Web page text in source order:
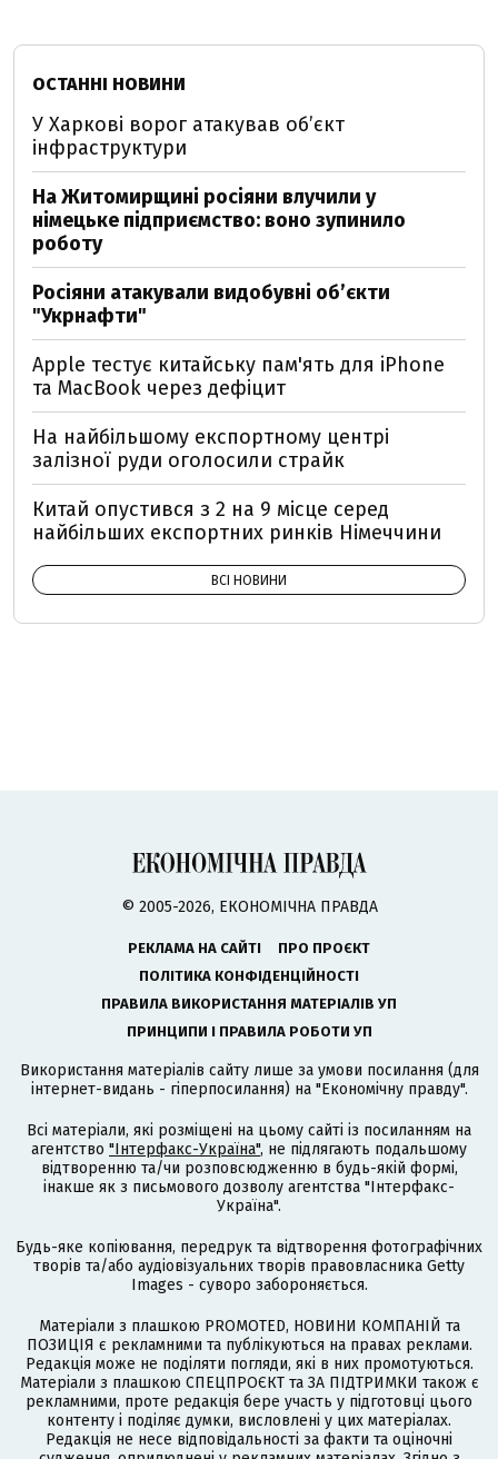
ОСТАННІ НОВИНИ
У Харкові ворог атакував обʼєкт
інфраструктури
На Житомирщині росіяни влучили у
німецьке підприємство: воно зупинило
роботу
Росіяни атакували видобувні обʼєкти
"Укрнафти"
Apple тестує китайську пам'ять для iPhone
та MacBook через дефіцит
На найбільшому експортному центрі
залізної руди оголосили страйк
Китай опустився з 2 на 9 місце серед
найбільших експортних ринків Німеччини
ВСІ НОВИНИ
© 2005-2026, ЕКОНОМІЧНА ПРАВДА
РЕКЛАМА НА САЙТІ
ПРО ПРОЄКТ
ПОЛІТИКА КОНФІДЕНЦІЙНОСТІ
ПРАВИЛА ВИКОРИСТАННЯ МАТЕРІАЛІВ УП
ПРИНЦИПИ І ПРАВИЛА РОБОТИ УП
Використання матеріалів сайту лише за умови посилання (для
інтернет-видань - гіперпосилання) на "Економічну правду".
Всі матеріали, які розміщені на цьому сайті із посиланням на
агентство "Інтерфакс-Україна", не підлягають подальшому
відтворенню та/чи розповсюдженню в будь-якій формі,
інакше як з письмового дозволу агентства "Інтерфакс-
Україна".
Будь-яке копіювання, передрук та відтворення фотографічних
творів та/або аудіовізуальних творів правовласника Getty
Images - суворо забороняється.
Матеріали з плашкою PROMOTED, НОВИНИ КОМПАНІЙ та
ПОЗИЦІЯ є рекламними та публікуються на правах реклами.
Редакція може не поділяти погляди, які в них промотуються.
Матеріали з плашкою СПЕЦПРОЄКТ та ЗА ПІДТРИМКИ також є
рекламними, проте редакція бере участь у підготовці цього
контенту і поділяє думки, висловлені у цих матеріалах.
Редакція не несе відповідальності за факти та оціночні